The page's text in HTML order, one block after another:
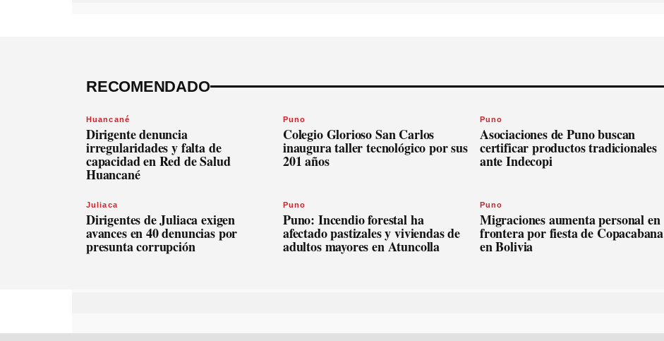
RECOMENDADO
Huancané
Dirigente denuncia
irregularidades y falta de
capacidad en Red de Salud
Huancané
Puno
Colegio Glorioso San Carlos
inaugura taller tecnológico por sus
201 años
Puno
Asociaciones de Puno buscan
certificar productos tradicionales
ante Indecopi
Juliaca
Dirigentes de Juliaca exigen
avances en 40 denuncias por
presunta corrupción
Puno
Puno: Incendio forestal ha
afectado pastizales y viviendas de
adultos mayores en Atuncolla
Puno
Migraciones aumenta personal en
frontera por fiesta de Copacabana
en Bolivia